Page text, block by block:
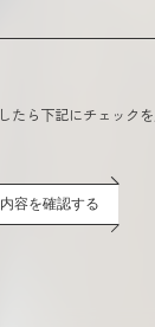
たら下記にチェック